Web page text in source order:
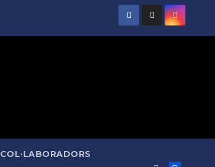
COL·LABORADORS